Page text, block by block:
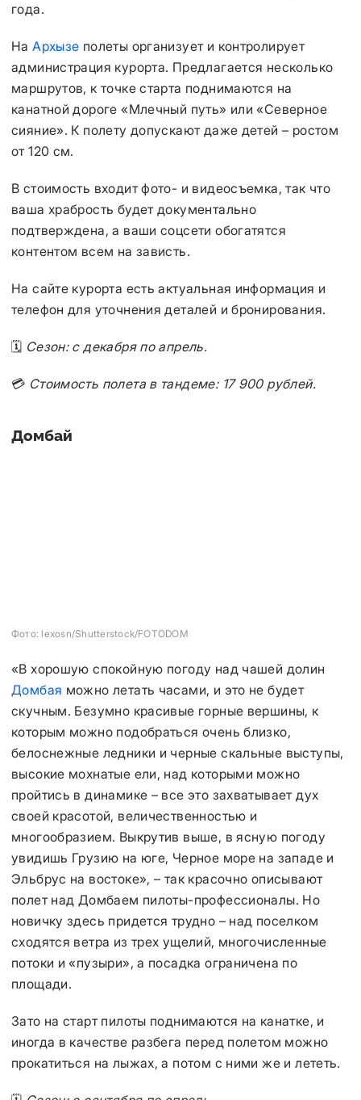
года.
НаАрхызе полеты организует и контролирует
администрация курорта. Предлагается несколько
маршрутов, к точке старта поднимаются на
канатной дороге «Млечный путь» или «Северное
сияние». К полету допускают даже детей – ростом
от 120 см.
В стоимость входит фото- и видеосъемка, так что
ваша храбрость будет документально
подтверждена, а ваши соцсети обогатятся
контентом всем на зависть.
На сайте курорта есть актуальная информация и
телефон для уточнения деталей и бронирования.
🗓️ Сезон: с декабря по апрель.
💳 Стоимость полета в тандеме: 17 900 рублей.
Домбай
Фото: lexosn/Shutterstock/FOTODOM
«В хорошую спокойную погоду над чашей долин
Домбая можно летать часами, и это не будет
скучным. Безумно красивые горные вершины, к
которым можно подобраться очень близко,
белоснежные ледники и черные скальные выступы,
высокие мохнатые ели, над которыми можно
пройтись в динамике – все это захватывает дух
своей красотой, величественностью и
многообразием. Выкрутив выше, в ясную погоду
увидишь Грузию на юге, Черное море на западе и
Эльбрус на востоке», – так красочно описывают
полет над Домбаем пилоты-профессионалы. Но
новичку здесь придется трудно – над поселком
сходятся ветра из трех ущелий, многочисленные
потоки и «пузыри», а посадка ограничена по
площади.
Зато на старт пилоты поднимаются на канатке, и
иногда в качестве разбега перед полетом можно
прокатиться на лыжах, а потом с ними же и лететь.